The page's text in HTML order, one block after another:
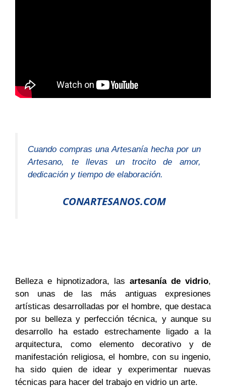
Cuando compras una Artesanía hecha por un
Artesano, te llevas un trocito de amor,
dedicación y tiempo de elaboración.
CONARTESANOS.COM
Belleza e hipnotizadora, las artesanía de vidrio,
son unas de las más antiguas expresiones
artísticas desarrolladas por el hombre, que destaca
por su belleza y perfección técnica, y aunque su
desarrollo ha estado estrechamente ligado a la
arquitectura, como elemento decorativo y de
manifestación religiosa, el hombre, con su ingenio,
ha sido quien de idear y experimentar nuevas
técnicas para hacer del trabajo en vidrio un arte.